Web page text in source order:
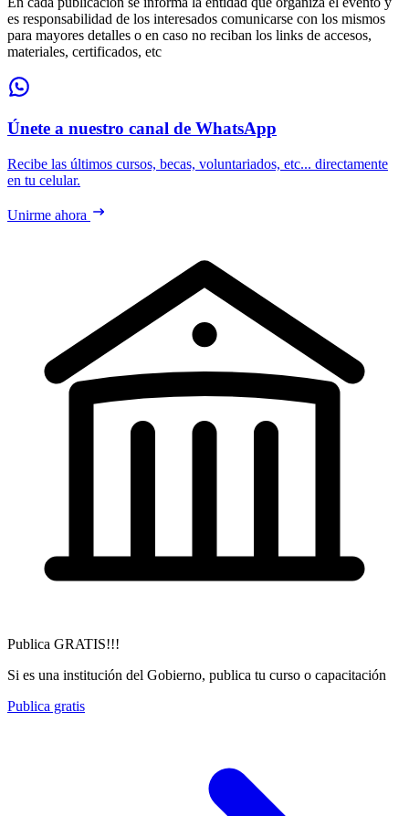
es responsabilidad de los interesados comunicarse con los mismos
para mayores detalles o en caso no reciban los links de accesos,
materiales, certificados, etc
Únete a nuestro canal de WhatsApp
Recibe las últimos cursos, becas, voluntariados, etc... directamente
en tu celular.
Unirme ahora
Publica GRATIS!!!
Si es una institución del Gobierno, publica tu curso o capacitación
Publica gratis